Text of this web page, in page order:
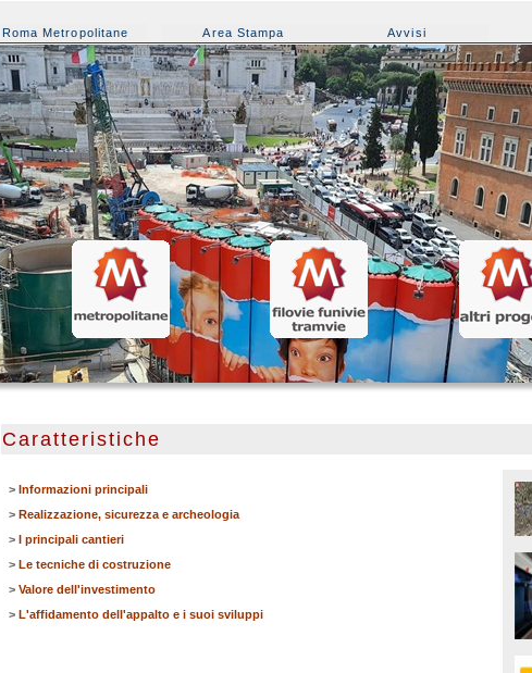
Roma Metropolitane Area Stampa Avvisi
Caratteristiche
> Informazioni principali
> Realizzazione, sicurezza e archeologia
> I principali cantieri
> Le tecniche di costruzione
> Valore dell'investimento
> L'affidamento dell'appalto e i suoi sviluppi